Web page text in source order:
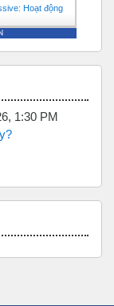
Hoạt động
1:30 PM